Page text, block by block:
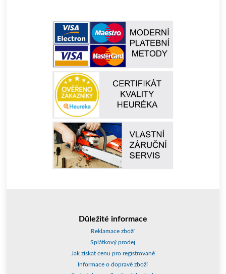
Důležité informace
Reklamace zboží
Splátkový prodej
Jak získat cenu pro registrované
Informace o dopravě zboží